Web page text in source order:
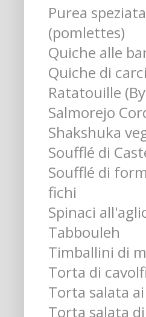
Purea
(pomlettes)
Quiche alle
Quiche di
Ratatouille
Salmorejo
Shakshuka
Soufflé di
Soufflé di
fichi
Spinaci
Tabbouleh
Timballini di
Torta di
Torta salata
Torta salata